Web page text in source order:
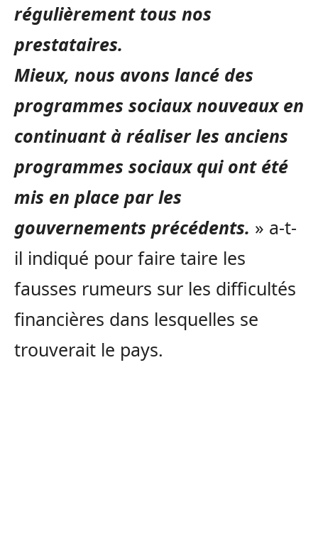
régulièrement tous nos
prestataires.
Mieux, nous avons lancé des
programmes sociaux nouveaux en
continuant à réaliser les anciens
programmes sociaux qui ont été
mis en place par les
gouvernements précédents. » a-t-
il indiqué pour faire taire les
fausses rumeurs sur les difficultés
financières dans lesquelles se
trouverait le pays.